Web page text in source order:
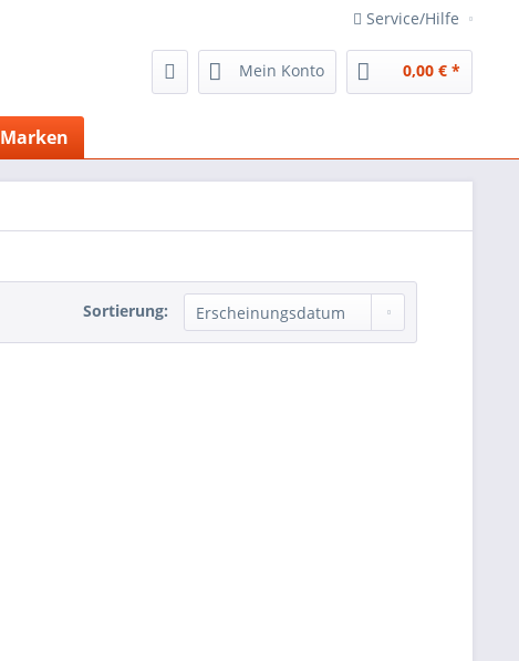
Service/Hilfe
Mein Konto 0,00 € *
Marken
Sortierung: